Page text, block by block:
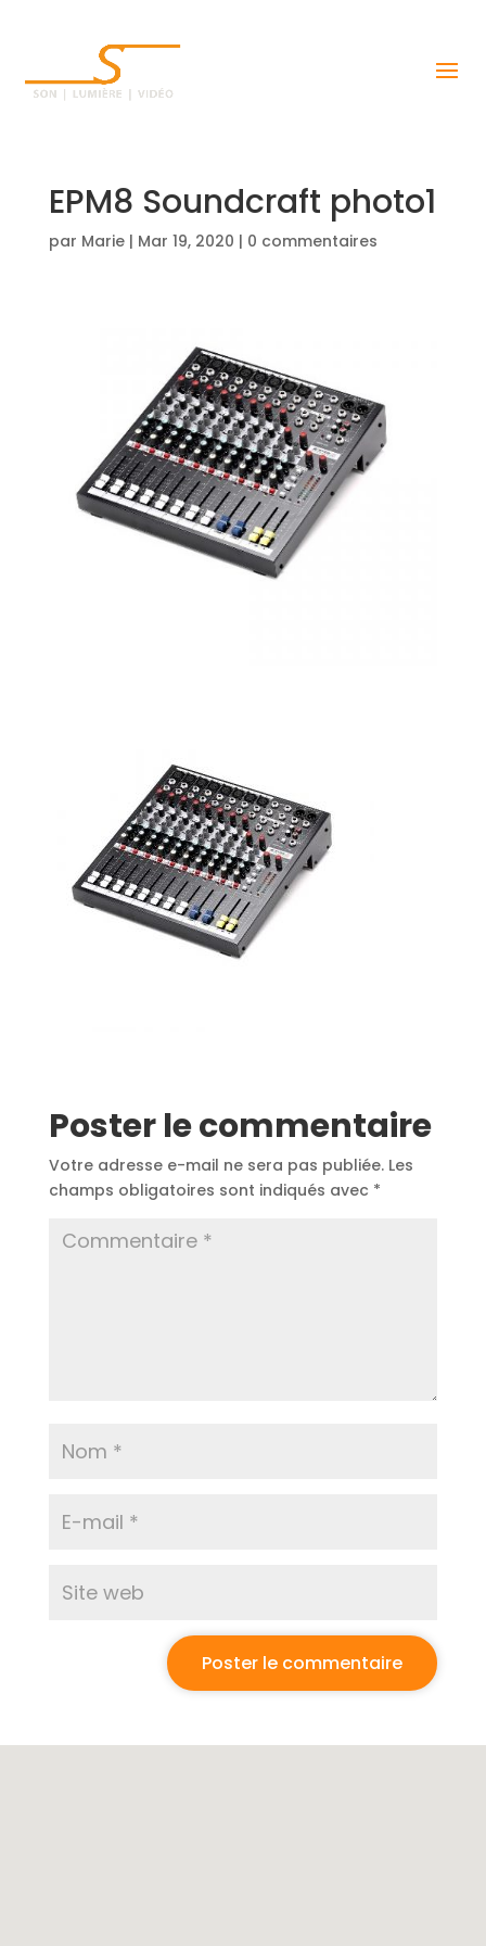
EPM8 Soundcraft photo1
par Marie| Mar 19, 2020 | 0 commentaires
Poster le commentaire
Votre adresse e-mail ne sera pas publiée. Les
champs obligatoires sont indiqués avec *